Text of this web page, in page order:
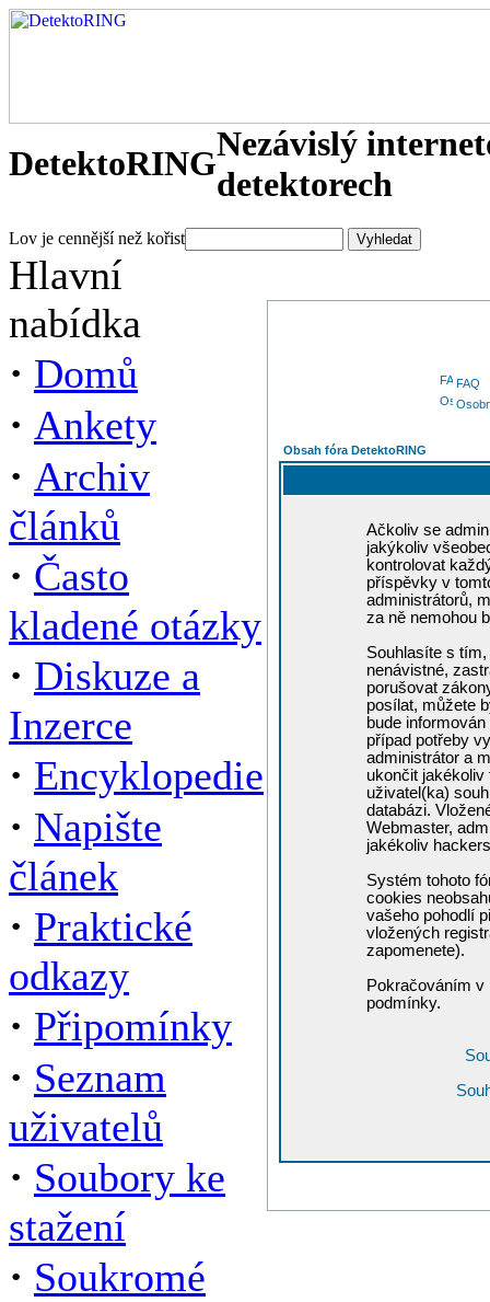
DetektoRINGNezávislý
detektorech
Lov je cennější než kořist
Hlavní
nabídka
· Domů
· Ankety
· Archiv
článků
· Často
kladené otázky
· Diskuze a
Inzerce
· Encyklopedie
· Napište
článek
· Praktické
odkazy
· Připomínky
· Seznam
uživatelů
· Soubory ke
stažení
· Soukromé
FAQ
Obsah fóra DetektoRING
Ačkoliv se
jakýkoliv
kontrolovat
příspěvky v
administrátorů,
za ně nemohou
Souhlasíte s
nenávistné,
porušovat
posílat, můžete
bude
případ potřeby
administrátor a
ukončit
uživatel(ka)
databázi.
Webmaster,
jakékoliv
Systém tohoto
cookies
vašeho pohodlí
vložených
zapomenete).
Pokračováním v
podmínky.